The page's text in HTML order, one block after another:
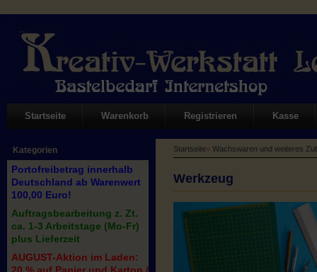
Startseite Warenkorb Registrieren Kasse
Kategorien
Portofreibetrag innerhalb
Deutschland ab Warenwert
100,00 Euro!
Auftragsbearbeitung z. Zt.
ca. 1-3 Arbeitstage (Mo-Fr)
plus Lieferzeit
AUGUST-Aktion im Laden:
Startseite» Wachswaren und weiteres
Werkzeug